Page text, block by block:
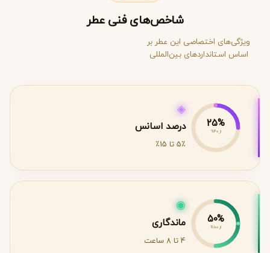
شاخص‌های فنی عطر
ویژگی‌های اختصاصی این عطر بر
اساس استانداردهای بین‌المللی
25%
از 40%
◈
درصد اسانس
5٪ تا 15٪
50%
از 100%
◉
ماندگاری
4 تا 8 ساعت